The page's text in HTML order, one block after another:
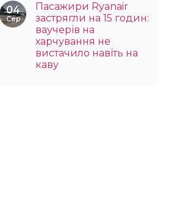
04
Сер
Пасажири Ryanair
застрягли на 15 годин:
ваучерів на
харчування не
вистачило навіть на
каву